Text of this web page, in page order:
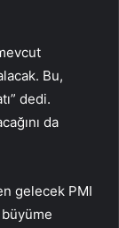
Bu,
dedi.
da
gelecek PMI
büyüme